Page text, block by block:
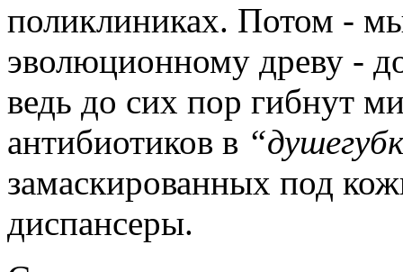
поликлиниках. Потом -
эволюционному древу -
ведь до сих пор гибнут
антибиотиков в
замаскированных под
диспансеры.